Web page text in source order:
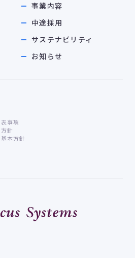
事業内容
中途採用
サステナビリティ
お知らせ
事項
針
本方針